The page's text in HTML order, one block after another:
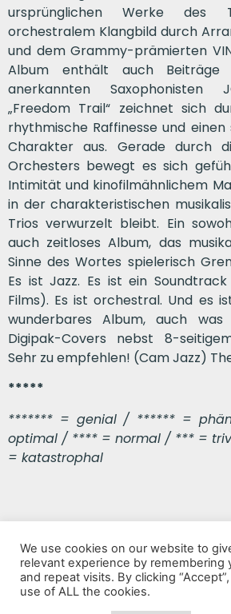
ursprünglichen Werke des
orchestralem Klangbild durch
und dem Grammy-prämierten
Album enthält auch Beiträge
anerkannten Saxophonisten
„Freedom Trail“ zeichnet sich
rhythmische Raffinesse und
Charakter aus. Gerade durch
Orchesters bewegt es sich
Intimität und kinofilmähnlichem
in der charakteristischen
Trios verwurzelt bleibt. Ein
auch zeitloses Album, das
Sinne des Wortes spielerisch
Es ist Jazz. Es ist ein
Films). Es ist orchestral. Und es
wunderbares Album, auch
Digipak-Covers nebst 8-
Sehr zu empfehlen! (Cam Jazz)
*****
******* = genial / ****** =
optimal / **** = normal / *** =
= katastrophal
VORHERIGER BEITRAG
Grits & Glory
We use cookies on our website to
relevant experience by remembering
and repeat visits. By clicking
use of ALL the cookies.